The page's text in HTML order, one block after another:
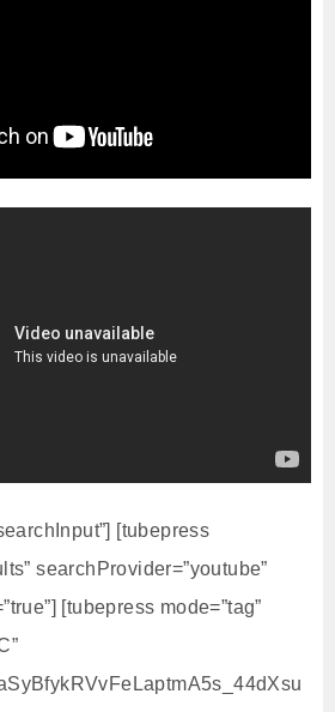
[tubepress
searchProvider=”youtube”
[tubepress mode=”tag”